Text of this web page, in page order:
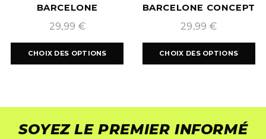
BARCELONE
EXTÉRIEUR 2024/2025
29,99 €
CHOIX DES OPTIONS
BARCELONE CONCEPT
BLAUGRANA
29,99 €
CHOIX DES OPTIONS
SOYEZ LE PREMIER INFORMÉ